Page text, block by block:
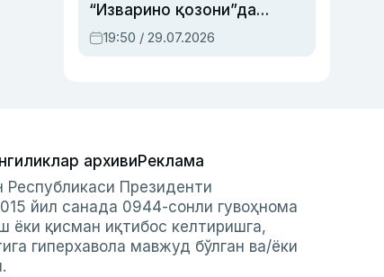
“Изварино қозони”дан
чиққан қаҳрамон —
Украина армияси бош
19:50 / 29.07.2026
архивиРеклама
Республикаси Президенти
йил санада 0944-сонли гувоҳнома
ёки қисман иқтибос келтиришга,
гиперхавола мавжуд бўлган ва/ёки